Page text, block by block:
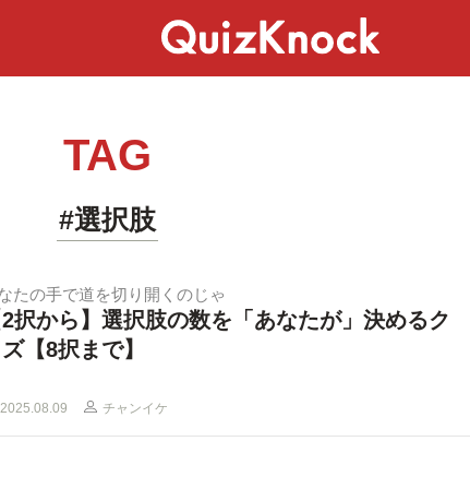
TAG
#選択肢
たの手で道を切り開くのじゃ
2択から】選択肢の数を「あなたが」決めるク
【8択まで】
2025.08.09 チャンイケ